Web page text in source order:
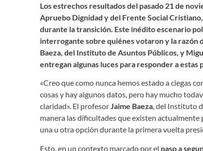
Los estrechos resultados del pasado 21 de
Apruebo Dignidad y del Frente Social
durante la transición. Este inédito escenario
interrogante sobre quiénes votaron y la razón
Baeza, del Instituto de Asuntos Públicos, y
entregan algunas luces para responder a estas
«Creo que como nunca hemos estado a ciegas
cosas y hay algunos datos, pero hay mucho
claridad». El profesorJaime Baeza, del Instituto
manera las dificultades que existen
una u otra opción durante la primera vuelta
Esto, en un contexto marcado por el paso a